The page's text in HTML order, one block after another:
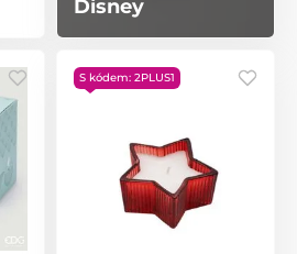
Disney
S kódem: 2PLUS1